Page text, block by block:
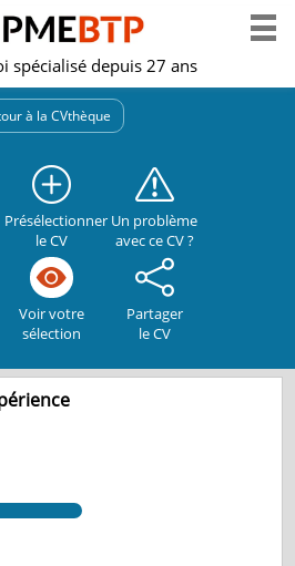
spécialisé depuis 27 ans
à la CVthèque
Présélectionner
le CV
Un problème
avec ce CV ?
Voir votre
sélection
Partager
le CV